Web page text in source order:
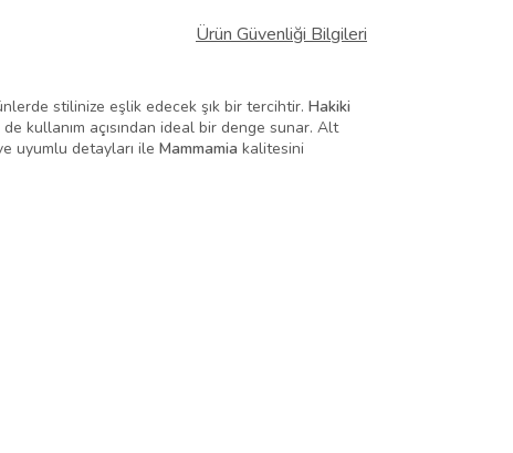
Ürün Güvenliği Bilgileri
stilinize eşlik edecek şık bir tercihtir. Hakiki
kullanım açısından ideal bir denge sunar. Alt
uyumlu detayları ile Mammamia kalitesini